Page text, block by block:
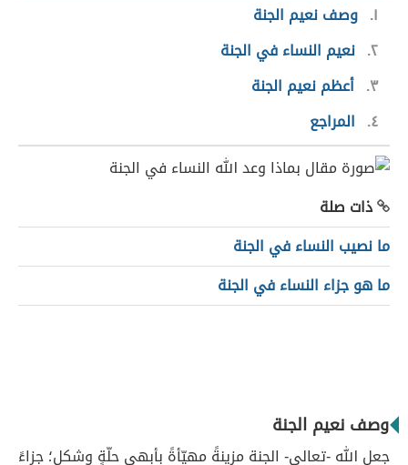
١ وصف نعيم الجنة
٢ نعيم النساء في الجنة
٣ أعظم نعيم الجنة
٤
المراجع
ذات صلة
ما نصيب النساء في الجنة
ما هو جزاء النساء في الجنة
وصف نعيم الجنة
جعل الله -تعالى- الجنة مزينةً مهيّأةً بأبهى حلّةٍ وشكلٍ؛ جزاءً